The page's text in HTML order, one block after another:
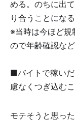
める。のちに出
り合うことになる
※当時は今ほど規
ので年齢確認な
■バイトで稼い
慮なくつぎ込む
モテそうと思っ